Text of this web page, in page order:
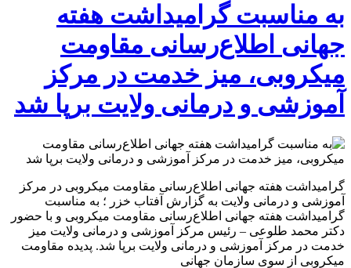
به مناسبت گرامیداشت هفته
جهانی اطلاع‌رسانی مقاومت
میکروبی، میز خدمت در مرکز
آموزشی و درمانی ولایت برپا شد
گرامیداشت هفته جهانی اطلاع‌رسانی مقاومت میکروبی در مرکز
آموزشی و درمانی ولایت به گزارش آفتاب خزر ؛ به مناسبت
گرامیداشت هفته جهانی اطلاع‌رسانی مقاومت میکروبی و با حضور
دکتر محمد طلوعی – رئیس مرکز آموزشی و درمانی ولایت میز
خدمت در مرکز آموزشی و درمانی ولایت برپا شد. پدیده مقاومت
میکروبی از سوی سازمان جهانی